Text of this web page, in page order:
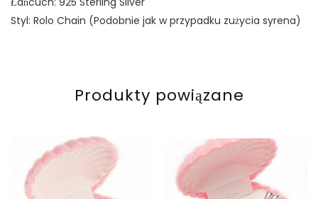
Styl: Rolo Chain (Podobnie jak w przypadku zużycia syrena)
Produkty powiązane